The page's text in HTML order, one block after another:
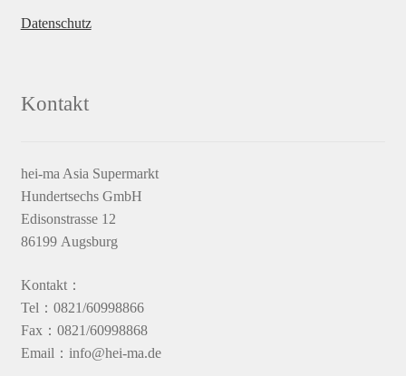
Datenschutz
Kontakt
hei-ma Asia Supermarkt
Hundertsechs GmbH
Edisonstrasse 12
86199 Augsburg
Kontakt：
Tel：0821/60998866
Fax：0821/60998868
Email：info@hei-ma.de